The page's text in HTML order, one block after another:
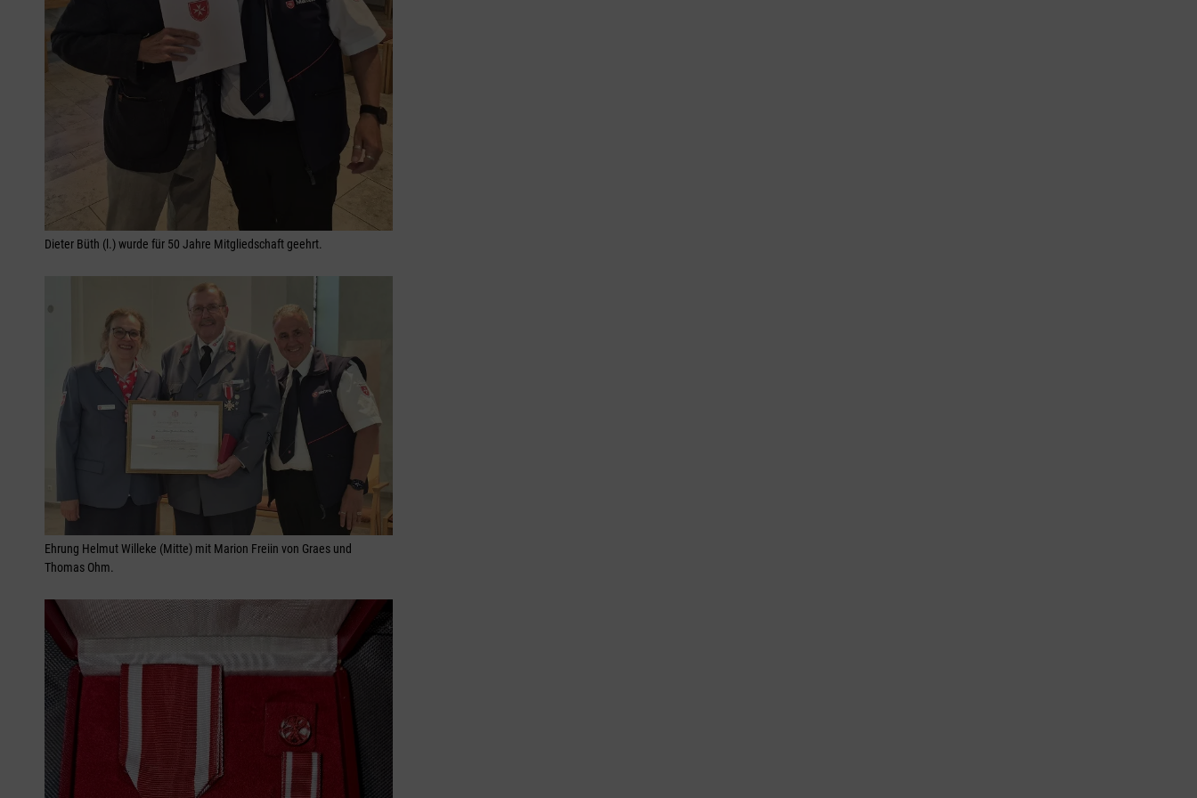
Dieter Büth (l.) wurde für 50 Jahre Mitgliedschaft geehrt.
Ehrung Helmut Willeke (Mitte) mit Marion Freiin von Graes und
Thomas Ohm.